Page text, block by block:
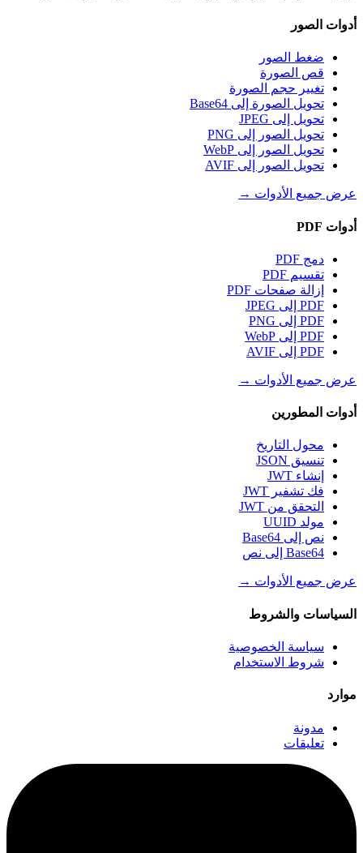
أدوات الصور
ضغط الصور
قص الصورة
تغيير حجم الصورة
تحويل الصورة إلى Base64
تحويل إلى JPEG
تحويل الصور إلى PNG
تحويل الصور إلى WebP
تحويل الصور إلى AVIF
عرض جميع الأدوات →
أدوات PDF
دمج PDF
تقسيم PDF
إزالة صفحات PDF
PDF إلى JPEG
PDF إلى PNG
PDF إلى WebP
PDF إلى AVIF
عرض جميع الأدوات →
أدوات المطورين
محول التاريخ
تنسيق JSON
إنشاء JWT
فك تشفير JWT
التحقق من JWT
مولد UUID
نص إلى Base64
Base64 إلى نص
عرض جميع الأدوات →
السياسات والشروط
سياسة الخصوصية
شروط الاستخدام
موارد
مدونة
تعليقات